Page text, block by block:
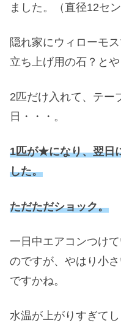
ました。（直径12セン
隠れ家にウィローモ
立ち上げ用の石？と
2匹だけ入れて、テー
日・・・。
1匹が★になり、翌日
した。
ただただショック。
一日中エアコンつけ
のですが、やはり小
ですかね。
水温が上がりすぎて